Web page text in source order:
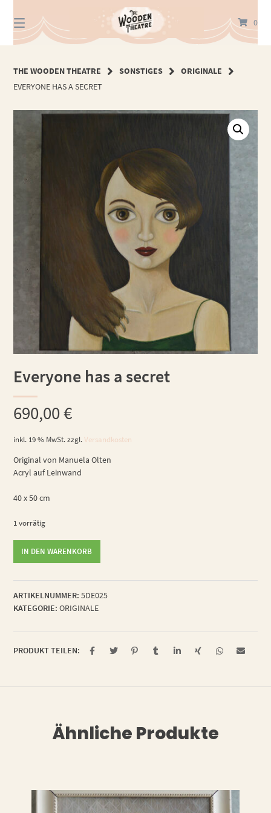
zum
Inhalt
0
THE WOODEN THEATRE SONSTIGES
ORIGINALE
EVERYONE HAS A SECRET
Everyone has a secret
690,00€
inkl. 19 % MwSt. zzgl.Versandkosten
Original von Manuela Olten
Acryl auf Leinwand
40 x 50 cm
1 vorrätig
secret
Menge
IN DEN WARENKORB
ARTIKELNUMMER: 5DE025
KATEGORIE: ORIGINALE
PRODUKT TEILEN:
Ähnliche Produkte